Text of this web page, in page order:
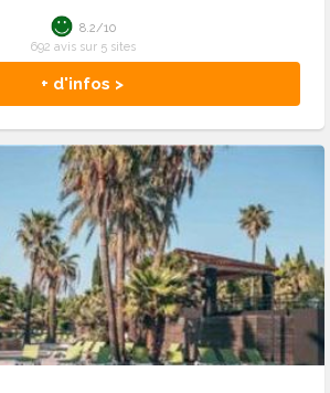
+ d'infos >
8.2/10
692 avis sur 5 sites